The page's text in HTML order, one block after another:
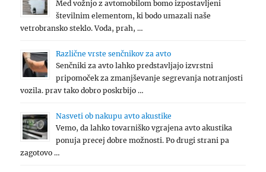
Med vožnjo z avtomobilom bomo izpostavljeni
številnim elementom, ki bodo umazali naše
vetrobransko steklo. Voda, prah, …
Različne vrste senčnikov za avto
Senčniki za avto lahko predstavljajo izvrstni
pripomoček za zmanjševanje segrevanja notranjosti
vozila. prav tako dobro poskrbijo …
Nasveti ob nakupu avto akustike
Vemo, da lahko tovarniško vgrajena avto akustika
ponuja precej dobre možnosti. Po drugi strani pa
zagotovo …